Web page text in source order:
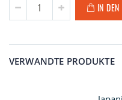
IN
VERWANDTE PRODUKTE